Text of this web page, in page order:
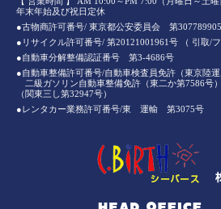
年末年始及び祝日定休
●古物商許可番号/ 東京都公安委員会 第
●リサイクル許可番号/ 第20121001961号 （ 引取/フ
●自動車分解整備認証番号 第3-4686号
●自動車整備許可番号/自動車検査員免許（東京陸
二級ガソリン自動車整備免許（東二か第7586号
（関東三し第32947号）
●レンタカー業務許可番号/東 運輸 第3075号